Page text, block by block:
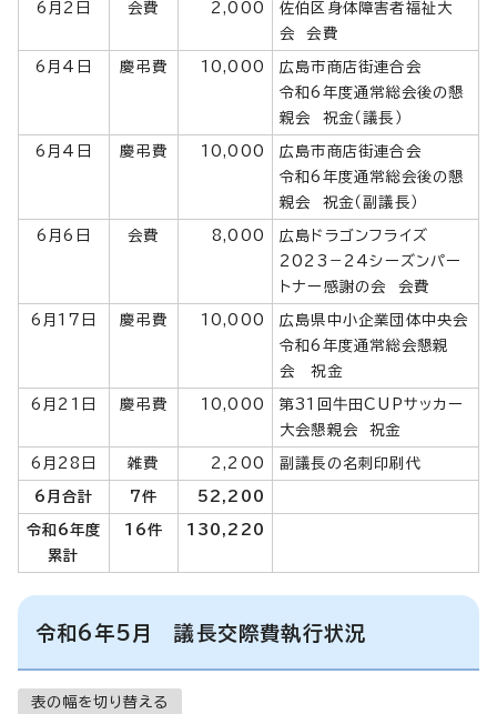
6月2日 会費 2,000
佐伯区身体障害者福祉大
会 会費
6月4日 慶弔費 10,000
広島市商店街連合会
令和6年度通常総会後の懇
親会 祝金（議長）
6月4日 慶弔費 10,000
広島市商店街連合会
令和6年度通常総会後の懇
親会 祝金（副議長）
6月6日 会費 8,000
広島ドラゴンフライズ
2023－24シーズンパー
トナー感謝の会 会費
6月17日 慶弔費 10,000
広島県中小企業団体中央会
令和6年度通常総会懇親
会 祝金
6月21日 慶弔費 10,000
第31回牛田CUPサッカー
大会懇親会 祝金
6月28日 雑費 2,200 副議長の名刺印刷代
6月合計 7件 52,200
令和6年度
累計
16件 130,220
令和6年5月 議長交際費執行状況
表の幅を切り替える